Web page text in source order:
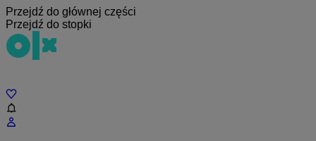
Przejdź do głównej części
Przejdź do stopki